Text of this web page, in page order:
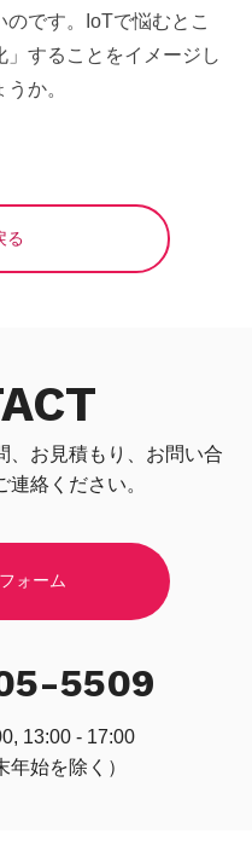
です。IoTで悩むとこ
することをイメージし
か。
る
、お見積もり、お問い合
絡ください。
ォーム
5509
13:00 - 17:00
年始を除く）